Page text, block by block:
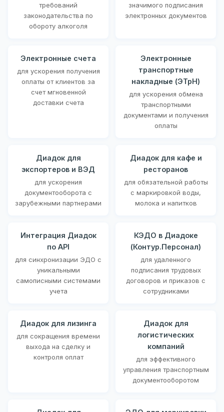
требований
законодательства по
обороту алкоголя
значимого подписания
электронных документов
Электронные счета
для ускорения получения
оплаты от клиентов за
счет мгновенной
доставки счета
Электронные
транспортные
накладные (ЭТрН)
для ускорения обмена
транспортными
документами и получения
оплаты
Диадок для
экспортеров и ВЭД
для ускорения
документооборота с
зарубежными партнерами
Диадок для кафе и
ресторанов
для обязательной работы
с маркировкой воды,
молока и напитков
Интеграция Диадок
по API
для синхронизации ЭДО с
уникальными
самописными системами
учета
КЭДО в Диадоке
(Контур.Персонал)
для удаленного
подписания трудовых
договоров и приказов с
сотрудниками
Диадок для лизинга
для сокращения времени
выхода на сделку и
контроля оплат
Диадок для
логистических
компаний
для эффективного
управления транспортным
документооборотом